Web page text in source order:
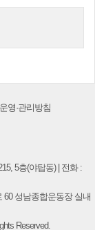
영·관리방침
5층(야탑동) | 전화 :
60 성남종합운동장 실내
Reserved.